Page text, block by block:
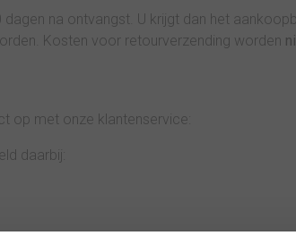
na ontvangst. U krijgt dan het
Kosten voor retourverzending worden
op met onze klantenservice:
daarbij: